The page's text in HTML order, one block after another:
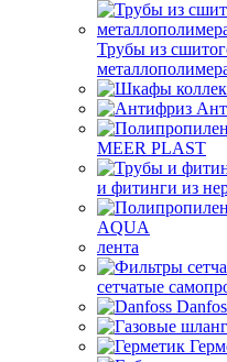
Трубы из
MEER PLAST
и фитинги из
AQUA
лента
сетчатые